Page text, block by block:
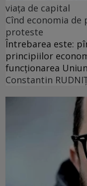
viața de capital
Cînd economia
proteste
Întrebarea este:
principiilor
funcționarea
Constantin